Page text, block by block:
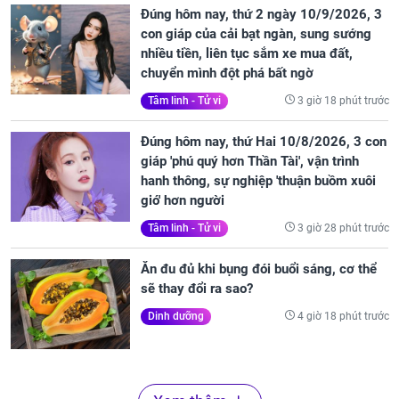
Đúng hôm nay, thứ 2 ngày 10/9/2026, 3
con giáp của cải bạt ngàn, sung sướng
nhiều tiền, liên tục sắm xe mua đất,
chuyển mình đột phá bất ngờ
Tâm linh - Tử vi 3 giờ 18 phút trước
Đúng hôm nay, thứ Hai 10/8/2026, 3 con
giáp 'phú quý hơn Thần Tài', vận trình
hanh thông, sự nghiệp 'thuận buồm xuôi
gió' hơn người
Tâm linh - Tử vi 3 giờ 28 phút trước
Ăn đu đủ khi bụng đói buổi sáng, cơ thể
sẽ thay đổi ra sao?
Dinh dưỡng 4 giờ 18 phút trước